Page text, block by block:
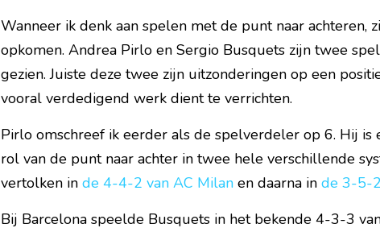
Wanneer ik denk aan spelen met de punt naar achteren,
opkomen. Andrea Pirlo en Sergio Busquets zijn twee
gezien. Juiste deze twee zijn uitzonderingen op een
vooral verdedigend werk dient te verrichten.
Pirlo omschreef ik eerder als de spelverdeler op 6. Hij
rol van de punt naar achter in twee hele verschillende
vertolken in de 4-4-2 van AC Milan en daarna in de 3-5-
Bij Barcelona speelde Busquets in het bekende 4-3-3